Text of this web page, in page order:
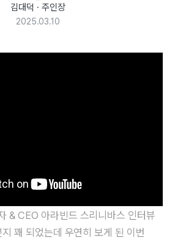
김대덕 · 주인장
2025.03.10
& CEO 아라빈드 스리니바스 인터뷰
꽤 되었는데 우연히 보게 된 이번